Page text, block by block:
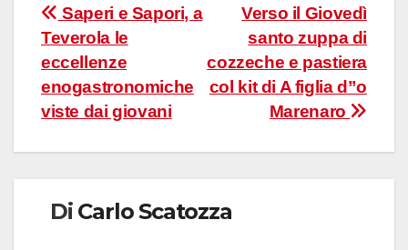
Navigazione
articoli
Verso il Giovedì
santo zuppa di
cozzeche e pastiera
col kit di A figlia d”o
Marenaro
Saperi e Sapori, a
Teverola le
eccellenze
enogastronomiche
viste dai giovani
Di Carlo Scatozza